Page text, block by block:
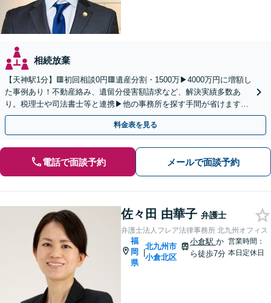
相続放棄
【天神駅1分】🟥初回相談0円🟥遺産分割・1500万▶4000万円に増額し
た事例あり！不動産絡み、遺留分侵害額請求など、解決実績多数あ
り。税理士や司法書士等と連携▶他の事務所を探す手間が省けます！
不動産会社と連携し無料査定&財産調査も◎
料金表を見る
電話で面談予約 メールで面談予約
佐々田 由華子 弁護士
弁護士法人フレア法律事務所 北九州オフィス
福
岡
県
|
北九州市
小倉北区
小倉駅 か
ら徒歩7分
営業時間：
本日定休日